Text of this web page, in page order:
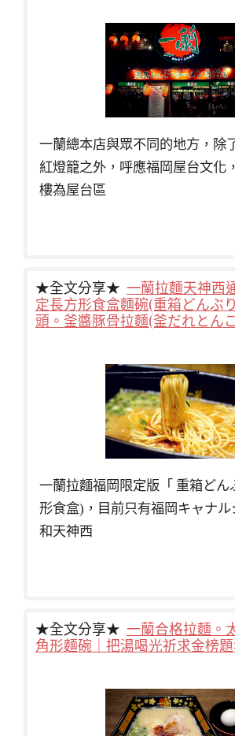
一蘭總本店與眾不同的地方，除
紅燈籠之外，呼應福岡屋台文化
樓為屋台區
★全文分享★ 一蘭拉麵天神西
定長方形食盒麵碗(重箱どんぶ
頭。釜醬豚骨拉麵(釜だれとん
一蘭拉麵福岡限定版「 重箱どん
形食盒)，目前只有福岡キャナル
和天神西
★全文分享★ 一蘭合格拉麵。
角形麵碗｜把湯喝光祈求金榜